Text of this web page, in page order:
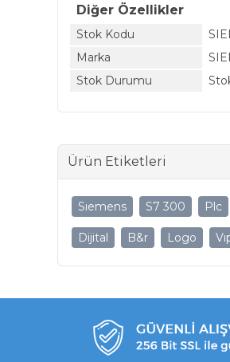
Diğer Özellikler
Stok Kodu
Marka
Stok Durumu
Ürün Etiketleri
Sıemens S7 300 Plc
Dijital B&r Logo